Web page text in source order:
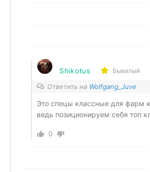
Shikotus Бывалый
Ответить на Wolfgang_Juve
Это спецы классные для фарм
ведь позиционируем себя топ
0